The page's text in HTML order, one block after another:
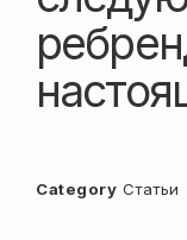
Category Статьи